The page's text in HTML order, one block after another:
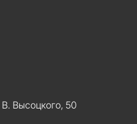
Высоцкого, 50